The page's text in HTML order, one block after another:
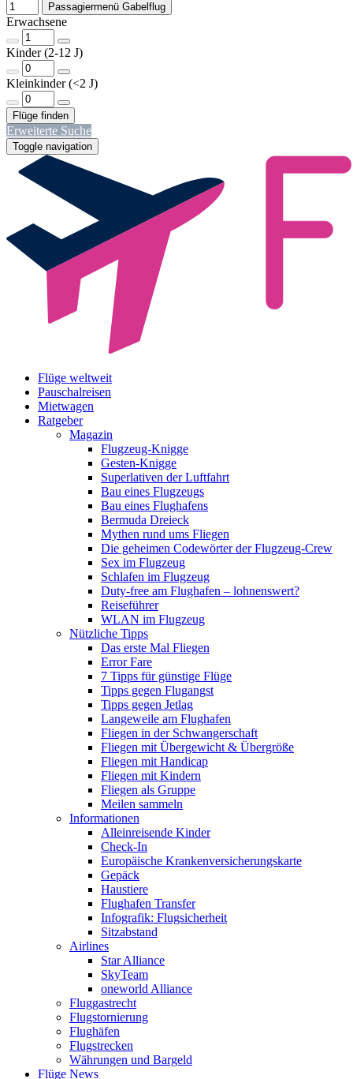
Passagiermenü Gabelflug
Erwachsene
Kinder (2-12 J)
Kleinkinder (<2 J)
Erweiterte Suche
Toggle navigation
Flüge weltweit
Pauschalreisen
Mietwagen
Ratgeber
Magazin
Flugzeug-Knigge
Gesten-Knigge
Superlativen der Luftfahrt
Bau eines Flugzeugs
Bau eines Flughafens
Bermuda Dreieck
Mythen rund ums Fliegen
Die geheimen Codewörter der Flugzeug-Crew
Sex im Flugzeug
Schlafen im Flugzeug
Duty-free am Flughafen – lohnenswert?
Reiseführer
WLAN im Flugzeug
Nützliche Tipps
Das erste Mal Fliegen
Error Fare
7 Tipps für günstige Flüge
Tipps gegen Flugangst
Tipps gegen Jetlag
Langeweile am Flughafen
Fliegen in der Schwangerschaft
Fliegen mit Übergewicht & Übergröße
Fliegen mit Handicap
Fliegen mit Kindern
Fliegen als Gruppe
Meilen sammeln
Informationen
Alleinreisende Kinder
Check-In
Europäische Krankenversicherungskarte
Gepäck
Haustiere
Flughafen Transfer
Infografik: Flugsicherheit
Sitzabstand
Airlines
Star Alliance
SkyTeam
oneworld Alliance
Fluggastrecht
Flugstornierung
Flughäfen
Flugstrecken
Währungen und Bargeld
Flüge News